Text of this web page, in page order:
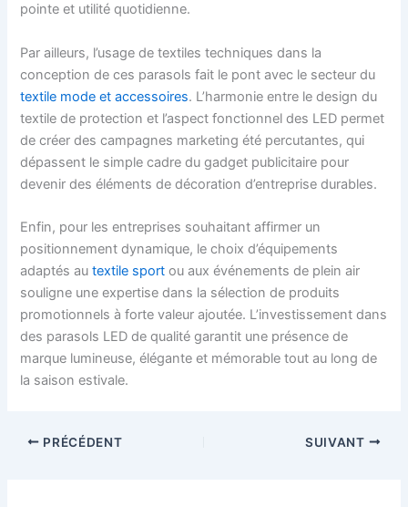
pointe et utilité quotidienne.
Par ailleurs, l’usage de textiles techniques dans la
conception de ces parasols fait le pont avec le secteur du
textile mode et accessoires. L’harmonie entre le design du
textile de protection et l’aspect fonctionnel des LED permet
de créer des campagnes marketing été percutantes, qui
dépassent le simple cadre du gadget publicitaire pour
devenir des éléments de décoration d’entreprise durables.
Enfin, pour les entreprises souhaitant affirmer un
positionnement dynamique, le choix d’équipements
adaptés autextile sport ou aux événements de plein air
souligne une expertise dans la sélection de produits
promotionnels à forte valeur ajoutée. L’investissement dans
des parasols LED de qualité garantit une présence de
marque lumineuse, élégante et mémorable tout au long de
la saison estivale.
PRÉCÉDENT SUIVANT